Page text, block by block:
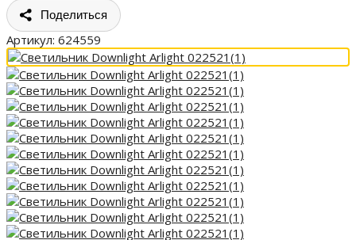
Поделиться
Артикул: 624559